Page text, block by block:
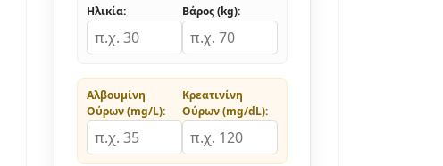
Ηλικία: Βάρος (kg):
Αλβουμίνη
Ούρων (mg/L):
Κρεατινίνη
Ούρων (mg/dL):